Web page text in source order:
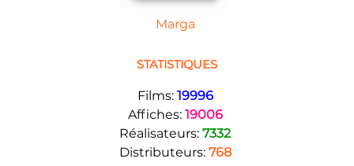
Marga
STATISTIQUES
Films: 19996
Affiches: 19006
Réalisateurs: 7332
Distributeurs: 768